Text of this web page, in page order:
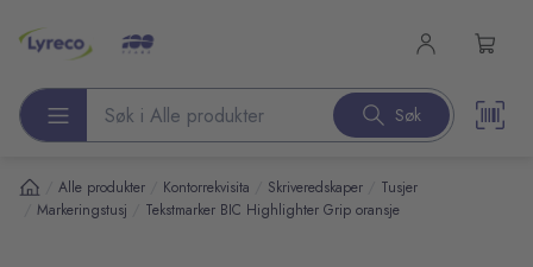
Søk etter produkter Søk
Alle produkter Kontorrekvisita Skriveredskaper Tusjer
Markeringstusj Tekstmarker BIC Highlighter Grip oransje